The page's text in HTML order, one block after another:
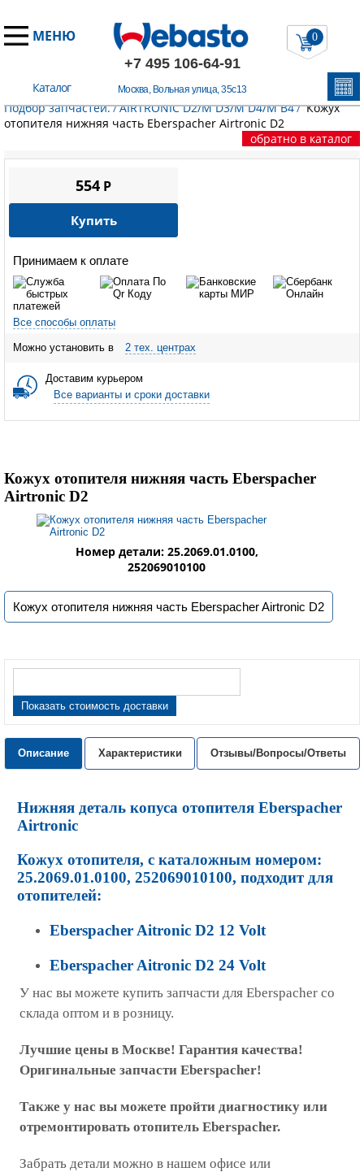
МЕНЮ
+7 495 106-64-91
Москва, Вольная улица, 35с13
Каталог
0
Главная / Запчасти Эберспехер/ Воздушные отопители.
Подбор запчастей./AIRTRONIC D2/M D3/M D4/M B4/ Кожух
отопителя нижняя часть Eberspacher Airtronic D2
обратно в каталог
Принимаем к оплате
Все способы оплаты
Можно установить в 2 тех. центрах
Доставим курьером
Все варианты и сроки доставки
554 P
Купить
Кожух отопителя нижняя часть Eberspacher
Airtronic D2
Номер детали: 25.2069.01.0100,
252069010100
Кожух отопителя нижняя часть Eberspacher Airtronic D2
Показать стоимость доставки
Описание Характеристики Отзывы/Вопросы/Ответы
Нижняя деталь копуса отопителя Eberspacher
Airtronic
Кожух отопителя, с каталожным номером:
25.2069.01.0100, 252069010100, подходит для
отопителей:
Eberspacher Aitronic D2 12 Volt
Eberspacher Aitronic D2 24 Volt
У нас вы можете купить запчасти для Eberspacher со
склада оптом и в розницу.
Лучшие цены в Москве! Гарантия качества!
Оригинальные запчасти Eberspacher!
Также у нас вы можете пройти диагностику или
отремонтировать отопитель Eberspacher.
Забрать детали можно в нашем офисе или